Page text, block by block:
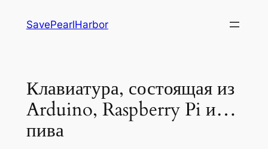
SavePearlHarbor
Клавиатура, состоящая из
Arduino, Raspberry Pi и…
пива